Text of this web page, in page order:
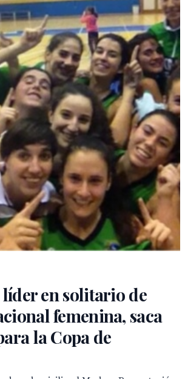
en solitario de
femenina, saca
la Copa de